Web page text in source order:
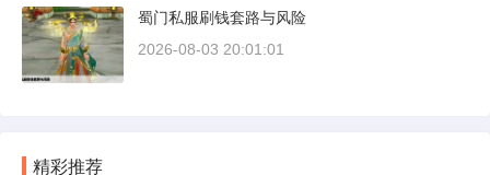
蜀门私服刷钱套路与风险
2026-08-03 20:01:01
精彩推荐